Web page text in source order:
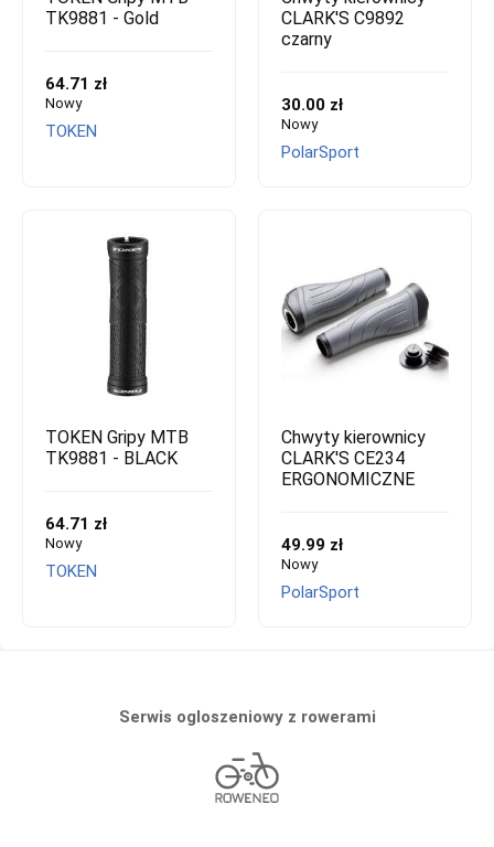
TK9881 - Gold
64.71 zł
Nowy
TOKEN
CLARK'S C9892
czarny
30.00 zł
Nowy
PolarSport
TOKEN Gripy MTB
TK9881 - BLACK
64.71 zł
Nowy
TOKEN
Chwyty kierownicy
CLARK'S CE234
ERGONOMICZNE
49.99 zł
Nowy
PolarSport
Serwis ogloszeniowy z rowerami